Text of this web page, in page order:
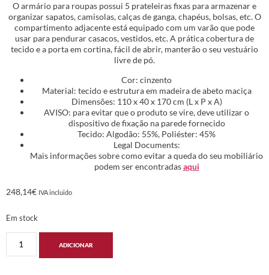
O armário para roupas possui 5 prateleiras fixas para armazenar e
organizar sapatos, camisolas, calças de ganga, chapéus, bolsas, etc. O
compartimento adjacente está equipado com um varão que pode
usar para pendurar casacos, vestidos, etc. A prática cobertura de
tecido e a porta em cortina, fácil de abrir, manterão o seu vestuário
livre de pó.
Cor: cinzento
Material: tecido e estrutura em madeira de abeto maciça
Dimensões: 110 x 40 x 170 cm (L x P x A)
AVISO: para evitar que o produto se vire, deve utilizar o
dispositivo de fixação na parede fornecido
Tecido: Algodão: 55%, Poliéster: 45%
Legal Documents:
Mais informações sobre como evitar a queda do seu mobiliário
podem ser encontradasaqui
248,14€ IVA incluido
Em stock
ADICIONAR